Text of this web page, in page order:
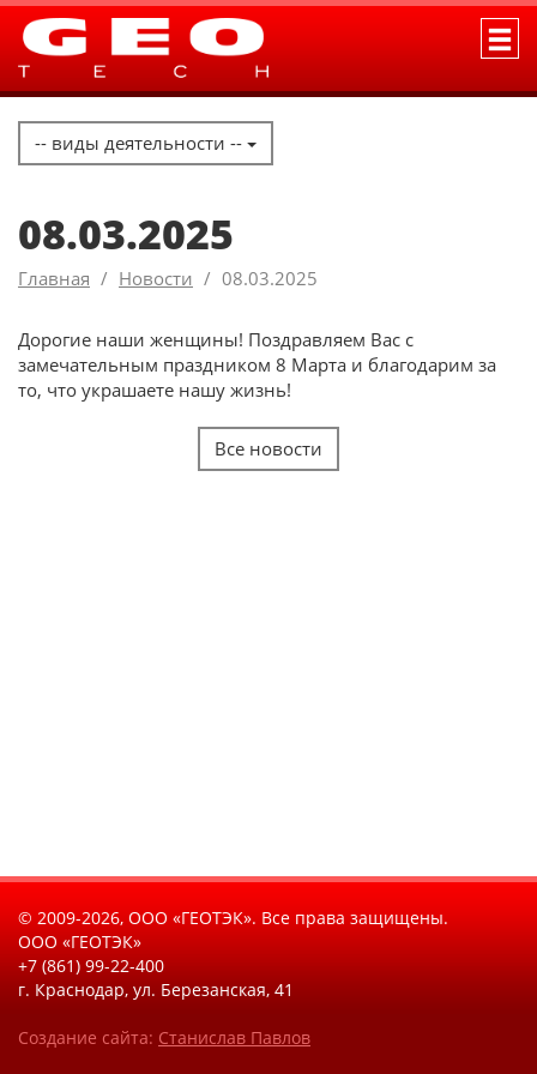
-- виды деятельности --
08.03.2025
Главная Новости 08.03.2025
Дорогие наши женщины! Поздравляем Вас с
замечательным праздником 8 Марта и благодарим за
то, что украшаете нашу жизнь!
Все новости
© 2009-2026, ООО «ГЕОТЭК». Все права защищены.
ООО «ГЕОТЭК»
+7 (861) 99-22-400
г. Краснодар, ул. Березанская, 41
Создание сайта: Станислав Павлов